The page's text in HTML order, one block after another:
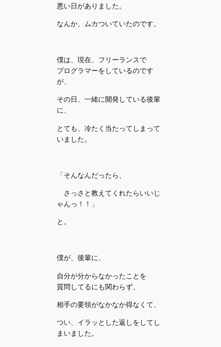
悪い日がありました。
なんか、ムカついていたのです。
僕は、現在、フリーランスで
プログラマーをしているのです
が、
その日、一緒に開発している後輩
に、
とても、冷たく当たってしまって
いました。
「そんなんだったら、
さっさと教えてくれたらいいじ
ゃんっ！！」
と。
僕が、後輩に、
自分が分からなかったことを
質問してるにも関わらず、
相手の要領がなかなか得なくて、
つい、イラッとした返しをしてし
まいました。